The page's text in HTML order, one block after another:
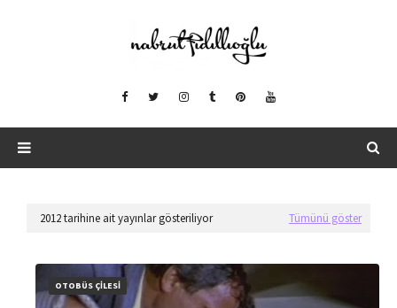
2012 tarihine ait yayınlar gösteriliyor Tümünü göster
OTOBÜS ÇİLESİ